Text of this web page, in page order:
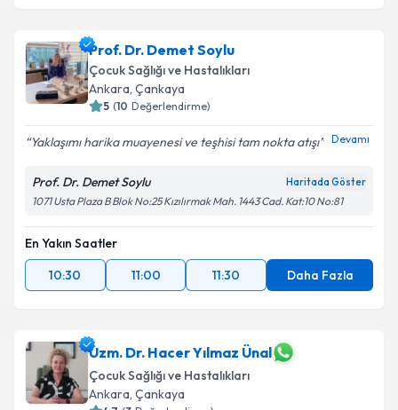
Prof. Dr. Demet Soylu
Çocuk Sağlığı ve Hastalıkları
Ankara, Çankaya
5 (10 Değerlendirme)
Yaklaşımı harika muayenesi ve teşhisi tam nokta atışı Devamı
Prof. Dr. Demet Soylu Haritada Göster
1071 Usta Plaza B Blok No:25 Kızılırmak Mah. 1443 Cad. Kat:10 No:81
En Yakın Saatler
10:30
11:00 11:30 Daha Fazla
Uzm. Dr. Hacer Yılmaz Ünal
Çocuk Sağlığı ve Hastalıkları
Ankara, Çankaya